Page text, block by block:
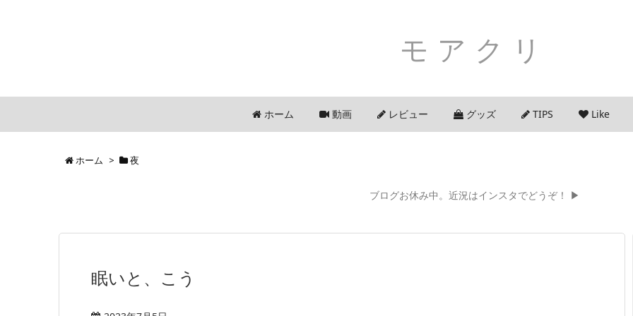
モアクリ
ホーム 動画 レビュー グッズ TIPS Like
ホーム > 夜
ブログお休み中。近況はインスタでどうぞ！ ▶
眠いと、こう